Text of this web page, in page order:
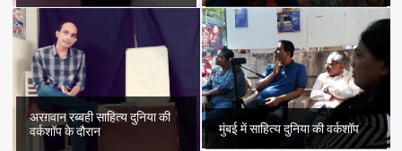
अरग़वान रब्बही साहित्य दुनिया की
वर्कशॉप के दौरान
मुंबई में साहित्य दुनिया की वर्कशॉप